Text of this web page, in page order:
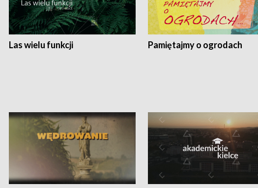
Las wielu funkcji Pamiętajmy o ogrodach